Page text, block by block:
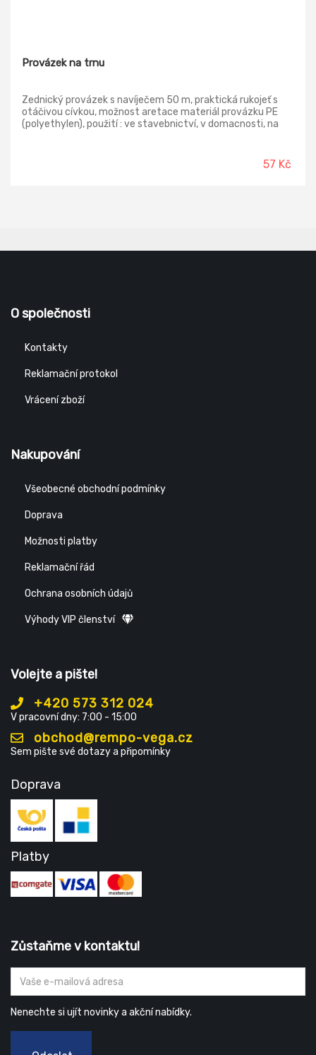
Provázek na trnu
Zednický provázek s navíječem 50 m, praktická rukojeť s
otáčivou cívkou, možnost aretace materiál provázku PE
(polyethylen), použití : ve stavebnictví, v domacnosti, na
57 Kč
O společnosti
Kontakty
Reklamační protokol
Vrácení zboží
Nakupování
Všeobecné obchodní podmínky
Doprava
Možnosti platby
Reklamační řád
Ochrana osobních údajů
Výhody VIP členství
Volejte a pište!
+420 573 312 024
V pracovní dny: 7:00 - 15:00
obchod@rempo-vega.cz
Sem pište své dotazy a připomínky
Doprava
Platby
Zůstaňme v kontaktu!
Nenechte si ujít novinky a akční nabídky.